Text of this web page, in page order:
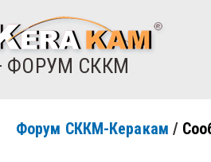
ФОРУМ СККМ
Форум СККМ-Керакам /